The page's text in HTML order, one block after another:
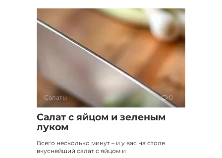
Салаты 0
Салат с яйцом и зеленым
луком
Всего несколько минут – и у вас на столе
вкуснейший салат с яйцом и